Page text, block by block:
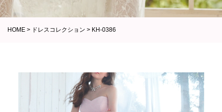
HOME > ドレスコレクション > KH-0386